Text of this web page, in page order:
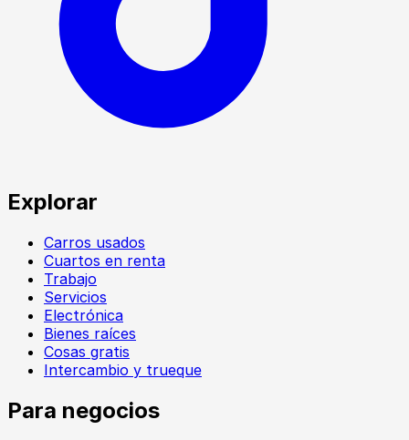
Explorar
Carros usados
Cuartos en renta
Trabajo
Servicios
Electrónica
Bienes raíces
Cosas gratis
Intercambio y trueque
Para negocios